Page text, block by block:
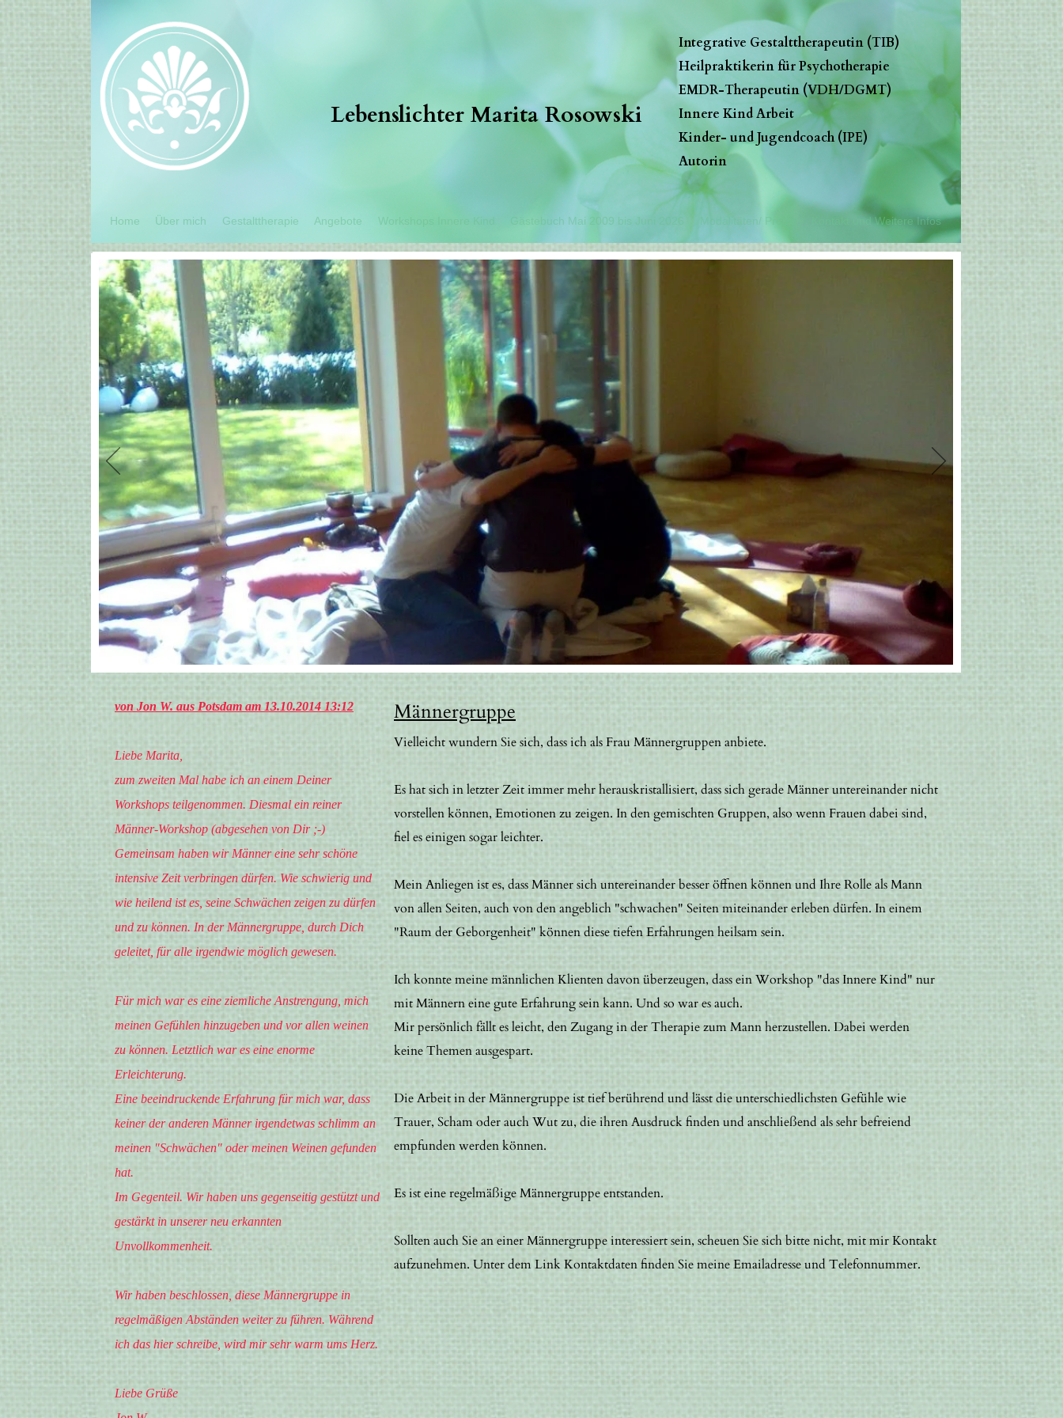
Lebenslichter Marita Rosowski
Integrative Gestalttherapeutin (TIB)
Heilpraktikerin für Psychotherapie
EMDR-Therapeutin (VDH/DGMT)
Innere Kind Arbeit
Kinder- und Jugendcoach (IPE)
Autorin
Home Über mich Gestalttherapie Angebote Workshops Innere Kind Gästebuch Mai 2009 bis Juni 2026 Modalitäten/ Preise Kontakt und Weitere Infos
von Jon W. aus Potsdam am 13.10.2014 13:12
Liebe Marita,
zum zweiten Mal habe ich an einem Deiner
Workshops teilgenommen. Diesmal ein reiner
Männer-Workshop (abgesehen von Dir ;-)
Gemeinsam haben wir Männer eine sehr schöne
intensive Zeit verbringen dürfen. Wie schwierig und
wie heilend ist es, seine Schwächen zeigen zu dürfen
und zu können. In der Männergruppe, durch Dich
geleitet, für alle irgendwie möglich gewesen.
Für mich war es eine ziemliche Anstrengung, mich
meinen Gefühlen hinzugeben und vor allen weinen
zu können. Letztlich war es eine enorme
Erleichterung.
Eine beeindruckende Erfahrung für mich war, dass
keiner der anderen Männer irgendetwas schlimm an
meinen "Schwächen" oder meinen Weinen gefunden
hat.
Im Gegenteil. Wir haben uns gegenseitig gestützt und
gestärkt in unserer neu erkannten
Unvollkommenheit.
Wir haben beschlossen, diese Männergruppe in
regelmäßigen Abständen weiter zu führen. Während
ich das hier schreibe, wird mir sehr warm ums Herz.
Liebe Grüße
Männergruppe
Vielleicht wundern Sie sich, dass ich als Frau Männergruppen anbiete.
Es hat sich in letzter Zeit immer mehr herauskristallisiert, dass sich gerade Männer untereinander nicht
vorstellen können, Emotionen zu zeigen. In den gemischten Gruppen, also wenn Frauen dabei sind,
fiel es einigen sogar leichter.
Mein Anliegen ist es, dass Männer sich untereinander besser öffnen können und Ihre Rolle als Mann
von allen Seiten, auch von den angeblich "schwachen" Seiten miteinander erleben dürfen. In einem
"Raum der Geborgenheit" können diese tiefen Erfahrungen heilsam sein.
Ich konnte meine männlichen Klienten davon überzeugen, dass ein Workshop "das Innere Kind" nur
mit Männern eine gute Erfahrung sein kann. Und so war es auch.
Mir persönlich fällt es leicht, den Zugang in der Therapie zum Mann herzustellen. Dabei werden
keine Themen ausgespart.
Die Arbeit in der Männergruppe ist tief berührend und lässt die unterschiedlichsten Gefühle wie
Trauer, Scham oder auch Wut zu, die ihren Ausdruck finden und anschließend als sehr befreiend
empfunden werden können.
Es ist eine regelmäßige Männergruppe entstanden.
Sollten auch Sie an einer Männergruppe interessiert sein, scheuen Sie sich bitte nicht, mit mir Kontakt
aufzunehmen. Unter dem Link Kontaktdaten finden Sie meine Emailadresse und Telefonnummer.